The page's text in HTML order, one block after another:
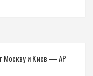
Москву и Киев — АР